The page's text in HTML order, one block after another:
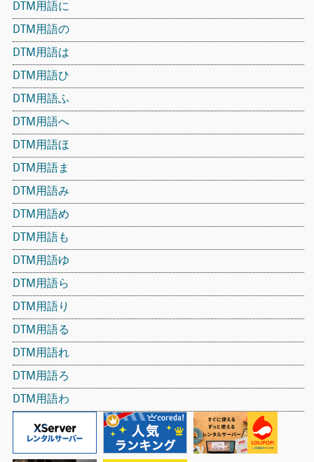
DTM用語に
DTM用語の
DTM用語は
DTM用語ひ
DTM用語ふ
DTM用語へ
DTM用語ほ
DTM用語ま
DTM用語み
DTM用語め
DTM用語も
DTM用語ゆ
DTM用語ら
DTM用語り
DTM用語る
DTM用語れ
DTM用語ろ
DTM用語わ